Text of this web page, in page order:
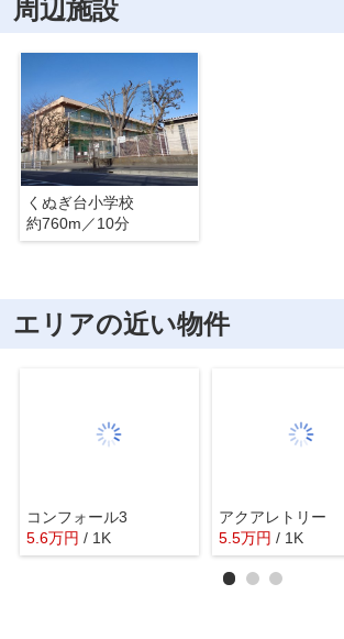
周辺施設
くぬぎ台小学校
約760m／10分
エリアの近い物件
コンフォール3
5.6万円 / 1K
アクアレトリー
5.5万円 / 1K